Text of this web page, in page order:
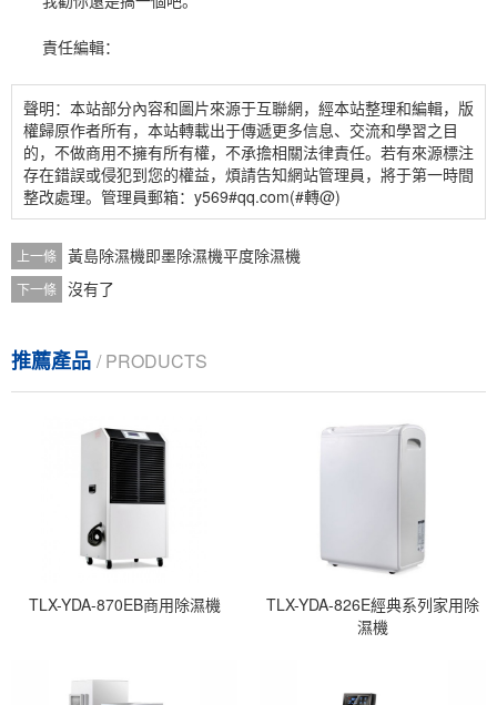
責任編輯：
聲明：本站部分內容和圖片來源于互聯網，經本站整理和編輯，版
權歸原作者所有，本站轉載出于傳遞更多信息、交流和學習之目
的，不做商用不擁有所有權，不承擔相關法律責任。若有來源標注
存在錯誤或侵犯到您的權益，煩請告知網站管理員，將于第一時間
整改處理。管理員郵箱：y569#qq.com(#轉@)
上一條 黃島除濕機即墨除濕機平度除濕機
下一條 沒有了
推薦產品 / PRODUCTS
TLX-YDA-870EB商用除濕機
TLX-YDA-826E經典系列家用除
濕機